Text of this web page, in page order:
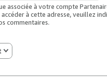
associée à votre compte
à cette adresse, veuillez
commentaires.